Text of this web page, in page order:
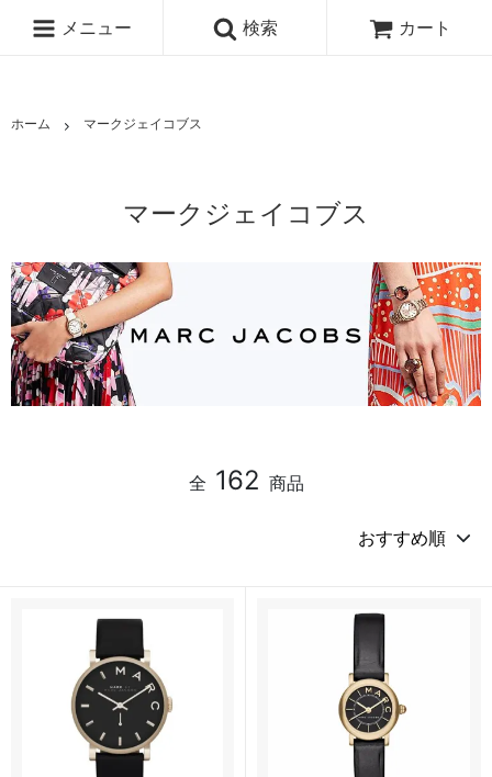
メニュー 検索 カート
ホーム マークジェイコブス
マークジェイコブス
全 162 商品